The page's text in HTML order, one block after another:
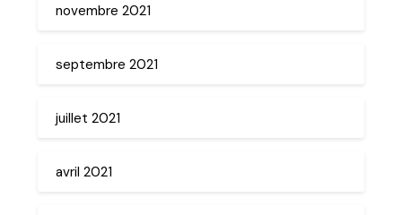
novembre 2021
septembre 2021
juillet 2021
avril 2021